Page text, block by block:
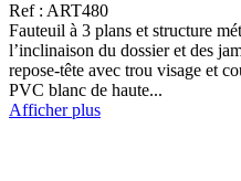
Ref : ART480
Fauteuil à 3 plans et structure
l’inclinaison du dossier et des
repose-tête avec trou visage et
PVC blanc de haute...
Afficher plus